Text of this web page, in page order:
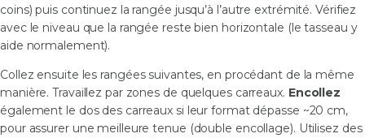
coins) puis continuez la rangée jusqu’à l’autre extrémité. Vérifiez
avec le niveau que la rangée reste bien horizontale (le tasseau y
aide normalement).
Collez ensuite les rangées suivantes, en procédant de la même
manière. Travaillez par zones de quelques carreaux. Encollez
également le dos des carreaux si leur format dépasse ~20 cm,
pour assurer une meilleure tenue (double encollage). Utilisez des